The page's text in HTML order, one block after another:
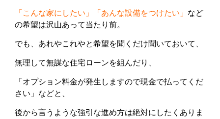
「こんな家にしたい」「あんな設備をつけたい」 など
の希望は沢山あって当たり前。
でも、あれやこれやと希望を聞くだけ聞いておいて、
無理して無謀な住宅ローンを組んだり、
「オプション料金が発生しますので現金で払ってくだ
さい」などと、
後から言うような強引な進め方は絶対にしたくありま